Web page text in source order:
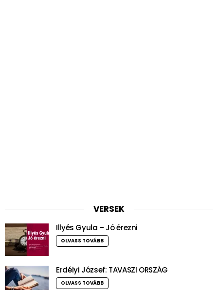
VERSEK
Illyés Gyula – Jó érezni
OLVASS TOVÁBB
Erdélyi József: TAVASZI ORSZÁG
OLVASS TOVÁBB